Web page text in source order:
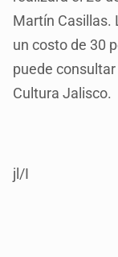
Martín Casillas.
un costo de 30
puede
Cultura Jalisco.
jl/I